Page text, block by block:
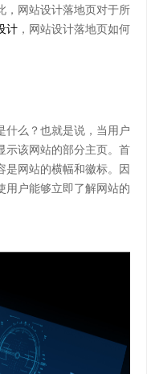
，网站设计落地页对于所
计 ， 网站设计落地页如何
什么？也就是说，当用户
示该网站的部分主页。首
是网站的横幅和徽标。因
用户能够立即了解网站的